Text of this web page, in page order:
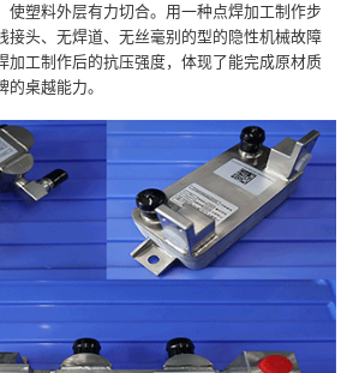
使塑料外层有力切合。用一种点焊加工制作步
接头、无焊道、无丝毫别的型的隐性机械故障
加工制作后的抗压强度，体现了能完成原材质
桌越能力。